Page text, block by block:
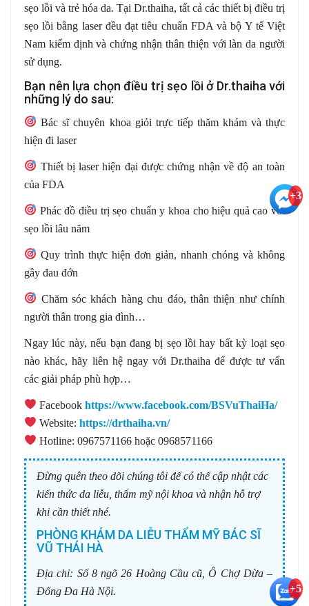
sẹo lồi và trẻ hóa da. Tại Dr.thaiha, tất cả các thiết bị điều trị
sẹo lồi bằng laser đều đạt tiêu chuẩn FDA và bộ Y tế Việt
Nam kiểm định và chứng nhận thân thiện với làn da người
sử dụng.
Bạn nên lựa chọn điều trị sẹo lồi ở Dr.thaiha với
những lý do sau:
Bác sĩ chuyên khoa giỏi trực tiếp thăm khám và thực
hiện đi laser
Thiết bị laser hiện đại được chứng nhận về độ an toàn
của FDA
Phác đồ điều trị sẹo chuẩn y khoa cho hiệu quả cao với
sẹo lồi lâu năm
Quy trình thực hiện đơn giản, nhanh chóng và không
gây đau đớn
Chăm sóc khách hàng chu đáo, thân thiện như chính
người thân trong gia đình…
Ngay lúc này, nếu bạn đang bị sẹo lồi hay bất kỳ loại sẹo
nào khác, hãy liên hệ ngay với Dr.thaiha để được tư vấn
các giải pháp phù hợp…
Facebookhttps://www.facebook.com/BSVuThaiHa/
Website:https://drthaiha.vn/
Hotline: 0967571166 hoặc 0968571166
Đừng quên theo dõi chúng tôi để có thể cập nhật các
kiến thức da liễu, thẩm mỹ nội khoa và nhận hỗ trợ
khi cần thiết nhé.
PHÒNG KHÁM DA LIỄU THẨM MỸ BÁC SĨ
VŨ THÁI HÀ
Địa chỉ: Số 8 ngõ 26 Hoàng Cầu cũ, Ô Chợ Dừa –
Đống Đa Hà Nội.
+3
+5